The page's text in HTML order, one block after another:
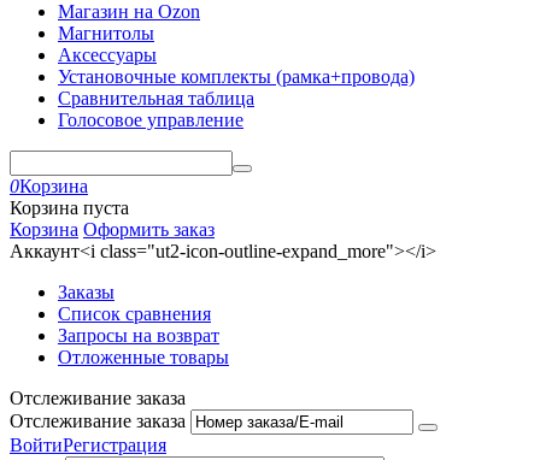
Магазин на Ozon
Магнитолы
Аксессуары
Установочные комплекты (рамка+провода)
Сравнительная таблица
Голосовое управление
0Корзина
Корзина пуста
Корзина Оформить заказ
Аккаунт<i class="ut2-icon-outline-expand_more"></i>
Заказы
Список сравнения
Запросы на возврат
Отложенные товары
Отслеживание заказа
Отслеживание заказа
ВойтиРегистрация